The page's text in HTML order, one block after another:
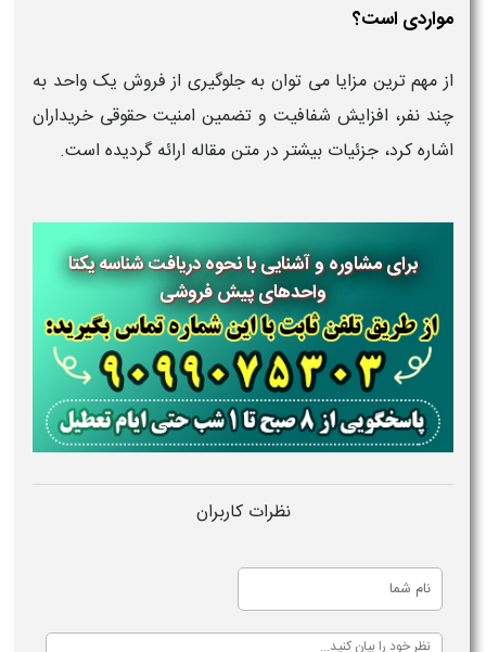
مواردی است؟
از مهم ترین مزایا می توان به جلوگیری از فروش یک واحد به
چند نفر، افزایش شفافیت و تضمین امنیت حقوقی خریداران
اشاره کرد، جزئیات بیشتر در متن مقاله ارائه گردیده است.
برای مشاوره و آشنایی با نحوه دریافت شناسه یکتا
واحدهای پیش فروشی
نظرات کاربران